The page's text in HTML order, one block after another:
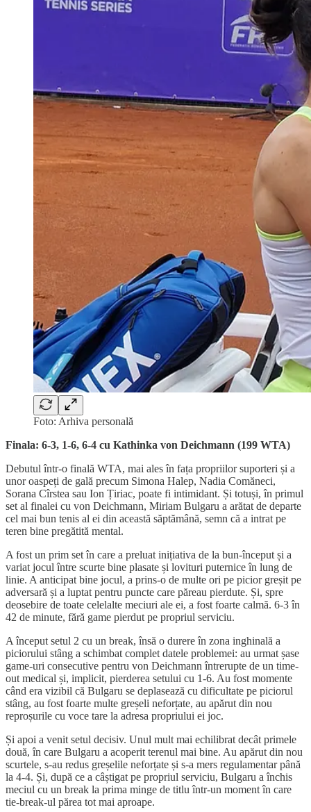
Foto: Arhiva personală
Finala: 6-3, 1-6, 6-4 cu Kathinka von Deichmann (199 WTA)
Debutul într-o finală WTA, mai ales în fața propriilor suporteri și a
unor oaspeți de gală precum Simona Halep, Nadia Comăneci,
Sorana Cîrstea sau Ion Țiriac, poate fi intimidant. Și totuși, în primul
set al finalei cu von Deichmann, Miriam Bulgaru a arătat de departe
cel mai bun tenis al ei din această săptămână, semn că a intrat pe
teren bine pregătită mental.
A fost un prim set în care a preluat inițiativa de la bun-început și a
variat jocul între scurte bine plasate și lovituri puternice în lung de
linie. A anticipat bine jocul, a prins-o de multe ori pe picior greșit pe
adversară și a luptat pentru puncte care păreau pierdute. Și, spre
deosebire de toate celelalte meciuri ale ei, a fost foarte calmă. 6-3 în
42 de minute, fără game pierdut pe propriul serviciu.
A început setul 2 cu un break, însă o durere în zona inghinală a
piciorului stâng a schimbat complet datele problemei: au urmat șase
game-uri consecutive pentru von Deichmann întrerupte de un time-
out medical și, implicit, pierderea setului cu 1-6. Au fost momente
când era vizibil că Bulgaru se deplasează cu dificultate pe piciorul
stâng, au fost foarte multe greșeli neforțate, au apărut din nou
reproșurile cu voce tare la adresa propriului ei joc.
Și apoi a venit setul decisiv. Unul mult mai echilibrat decât primele
două, în care Bulgaru a acoperit terenul mai bine. Au apărut din nou
scurtele, s-au redus greșelile neforțate și s-a mers regulamentar până
la 4-4. Și, după ce a câștigat pe propriul serviciu, Bulgaru a închis
meciul cu un break la prima minge de titlu într-un moment în care
tie-break-ul părea tot mai aproape.